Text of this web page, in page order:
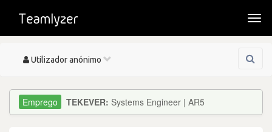
Toggle
Utilizador anónimo
TEKEVER: Systems Engineer | AR5